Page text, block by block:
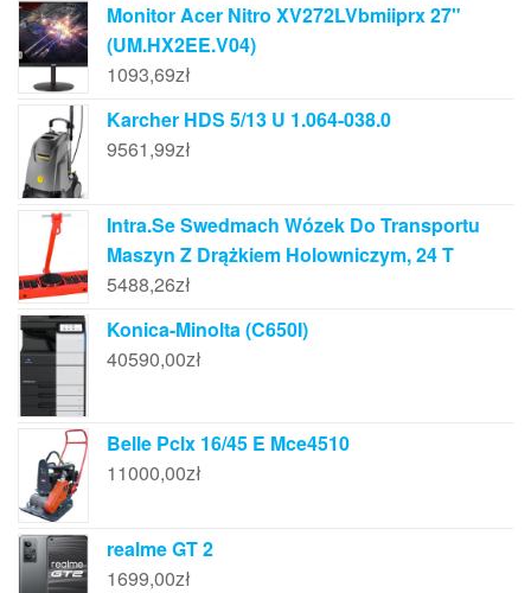
Monitor Acer Nitro XV272LVbmiiprx 27"
(UM.HX2EE.V04)
1093,69zł
Karcher HDS 5/13 U 1.064-038.0
9561,99zł
Intra.Se Swedmach Wózek Do Transportu
Maszyn Z Drążkiem Holowniczym, 24 T
5488,26zł
Konica-Minolta (C650I)
40590,00zł
Belle Pclx 16/45 E Mce4510
11000,00zł
realme GT 2
1699,00zł